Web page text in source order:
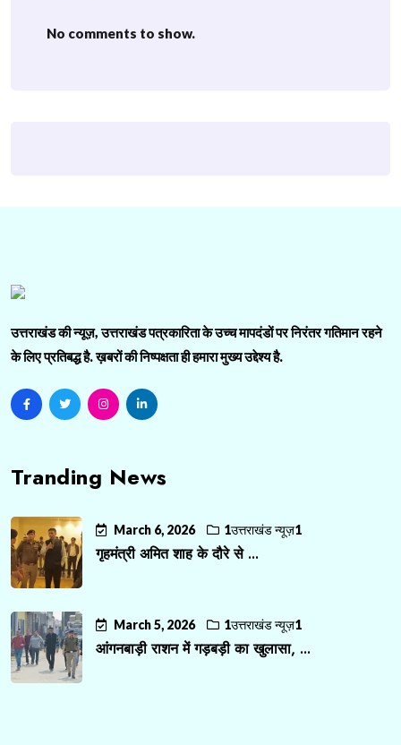
No comments to show.
उत्तराखंड की न्यूज़, उत्तराखंड पत्रकारिता के उच्च मापदंडों पर निरंतर गतिमान रहने
के लिए प्रतिबद्ध है. ख़बरों की निष्पक्षता ही हमारा मुख्य उद्देश्य है.
Tranding News
March 6, 2026 1उत्तराखंड न्यूज़1
गृहमंत्री अमित शाह के दौरे से ...
March 5, 2026 1उत्तराखंड न्यूज़1
आंगनबाड़ी राशन में गड़बड़ी का खुलासा, ...